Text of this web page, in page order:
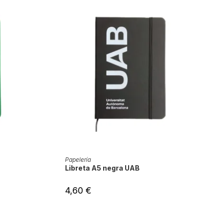
Papelería
Libreta A5 negra UAB
4,60€